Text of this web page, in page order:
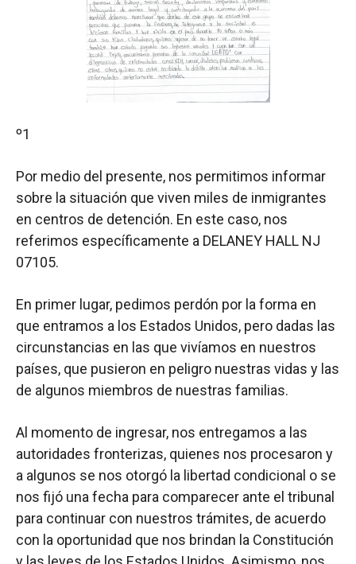
º1
Por medio del presente, nos permitimos informar
sobre la situación que viven miles de inmigrantes
en centros de detención. En este caso, nos
referimos específicamente a DELANEY HALL NJ
07105.
En primer lugar, pedimos perdón por la forma en
que entramos a los Estados Unidos, pero dadas las
circunstancias en las que vivíamos en nuestros
países, que pusieron en peligro nuestras vidas y las
de algunos miembros de nuestras familias.
Al momento de ingresar, nos entregamos a las
autoridades fronterizas, quienes nos procesaron y
a algunos se nos otorgó la libertad condicional o se
nos fijó una fecha para comparecer ante el tribunal
para continuar con nuestros trámites, de acuerdo
con la oportunidad que nos brindan la Constitución